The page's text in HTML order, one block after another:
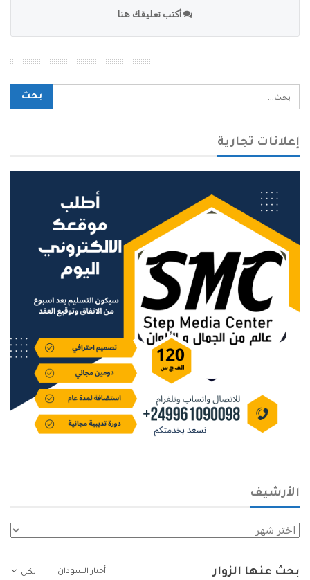
أكتب تعليقك هنا
إعلانات تجارية
الأرشيف
الأرشيف
الكل بحث عنها الزوار أخبار السودان